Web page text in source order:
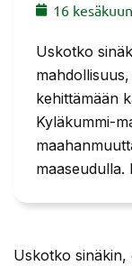
16
Uskotko
kehittämään
Kyläkummi-
Uskotko sinäkin,